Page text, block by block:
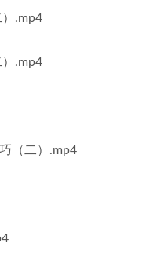
.mp4
.mp4
（二）.mp4